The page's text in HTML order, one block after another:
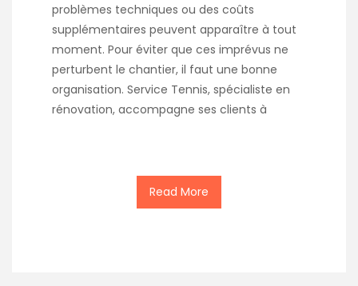
problèmes techniques ou des coûts
supplémentaires peuvent apparaître à tout
moment. Pour éviter que ces imprévus ne
perturbent le chantier, il faut une bonne
organisation. Service Tennis, spécialiste en
rénovation, accompagne ses clients à
Read More